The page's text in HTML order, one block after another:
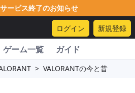
ービス終了のお知らせ
ログイン 新規登録
ゲーム一覧 ガイド
> VALORANTの今と昔